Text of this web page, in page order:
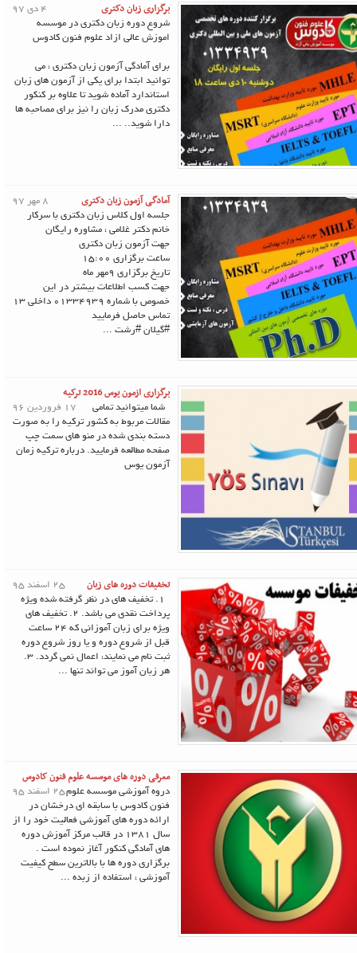
برگزاری زبان دکتری
4 دی 97
شروع دوره زبان دکتری در موسسه
اموزش عالی ازاد علوم فنون کادوس
برای آمادگی آزمون زبان دکتری ، می
توانید ابتدا برای یکی از آزمون های زبان
استاندارد آماده شوید تا علاوه بر کنکور
دکتری مدرک زبان را نیز برای مصاحبه ها
دارا شوید.. ...
آمادگی آزمون زبان دکتری
8 مهر 97
جلسه اول کلاس زبان دکتری با سرکار
خانم دکتر غلامی ، مشاوره رایگان
جهت آزمون زبان دکتری
ساعت برگزاری 15:00
تاریخ برگزاری 9مهر ماه
جهت کسب اطلاعات بیشتر در این
خصوص با شماره 01334939 داخلی 13
تماس حاصل فرمایید
#گیلان #رشت ...
برگزاری ازمون یوس 2016 ترکیه
17 فروردین 96
شما میتوانید تمامی
مقالات مربوط به کشور ترکیه را به صورت
دسته بندی شده در منو های سمت چپ
صفحه مطالعه فرمایید. درباره ترکیه زمان
آزمون یوس
تخفیفات دوره های زبان
25 اسفند 95
1. تخفیف های در نظر گرفته شده ویژه
پرداخت نقدی می باشد. 2. تخفیف های
ویژه برای زبان آموزانی که 24 ساعت
قبل از شروع دوره و یا روز شروع دوره
ثبت نام می نمایند، اعمال نمی گردد. 3.
هر زبان آموز می تواند تنها ...
معرفی دوره های موسسه علوم فنون کادوس
25 اسفند 95دروه آموزشی موسسه علوم
فنون کادوس با سابقه ای درخشان در
ارائه دوره های آموزشی فعالیت خود را از
سال 1381 در قالب مرکز آموزش دوره
های آمادگی کنکور آغاز نموده است .
برگزاری دوره ها با بالاترین سطح کیفیت
آموزشی ، استفاده از زبده ...